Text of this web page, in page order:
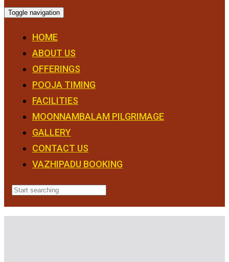
Toggle navigation
HOME
ABOUT US
OFFERINGS
POOJA TIMING
FACILITIES
MOONNAMBALAM PILGRIMAGE
GALLERY
CONTACT US
VAZHIPADU BOOKING